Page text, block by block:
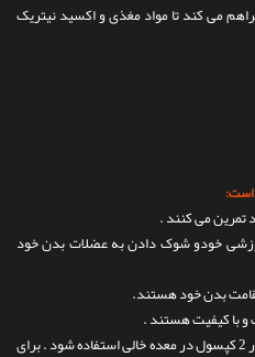
می کند تا مواد مغذی و اکسید نیتریک
تمرین می کنند .
خودو شوک دادن به عضلات بدن خود
بدن خود هستند.
با کیفیت هستند .
2بار در روز و هر بار 2 کپسول در معده خالی استفاده شود . برای